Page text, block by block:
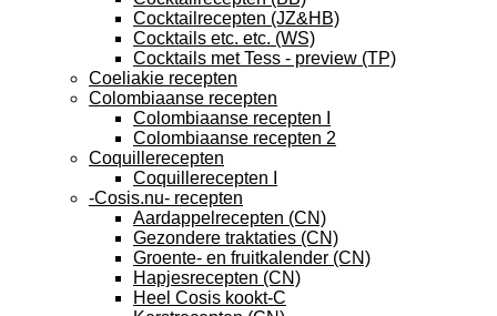
Cocktailrecepten (JZ&HB)
Cocktails etc. etc. (WS)
Cocktails met Tess - preview (TP)
Coeliakie recepten
Colombiaanse recepten
Colombiaanse recepten I
Colombiaanse recepten 2
Coquillerecepten
Coquillerecepten I
-Cosis.nu- recepten
Aardappelrecepten (CN)
Gezondere traktaties (CN)
Groente- en fruitkalender (CN)
Hapjesrecepten (CN)
Heel Cosis kookt-C